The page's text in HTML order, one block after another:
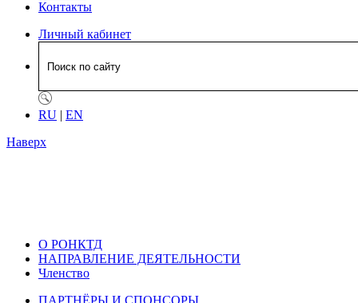
Контакты
Личный кабинет
RU | EN
Наверх
О РОНКТД
НАПРАВЛЕНИЕ ДЕЯТЕЛЬНОСТИ
Членство
ПАРТНЁРЫ И СПОНСОРЫ